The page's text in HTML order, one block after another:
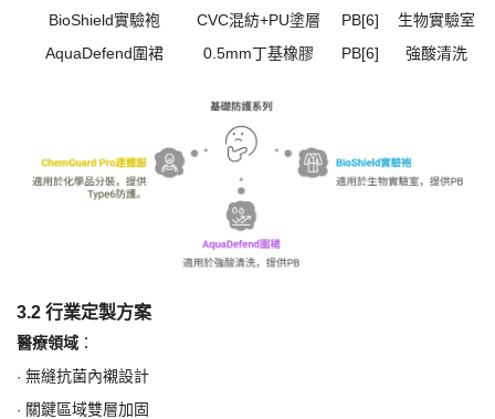
BioShield實驗袍
CVC混紡+PU塗層 PB[6]
生物實驗室
AquaDefend圍裙
0.5mm丁基橡膠 PB[6] 強酸清洗
3.2 行業定製方案
醫療領域 ：
· 無縫抗菌內襯設計
· 關鍵區域雙層加固